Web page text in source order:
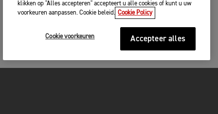
klikken op "Alles accepteren" accepteert u alle cookies of kunt u uw
voorkeuren aanpassen. Cookie beleid. Cookie Policy
Cookie voorkeuren Accepteer alles